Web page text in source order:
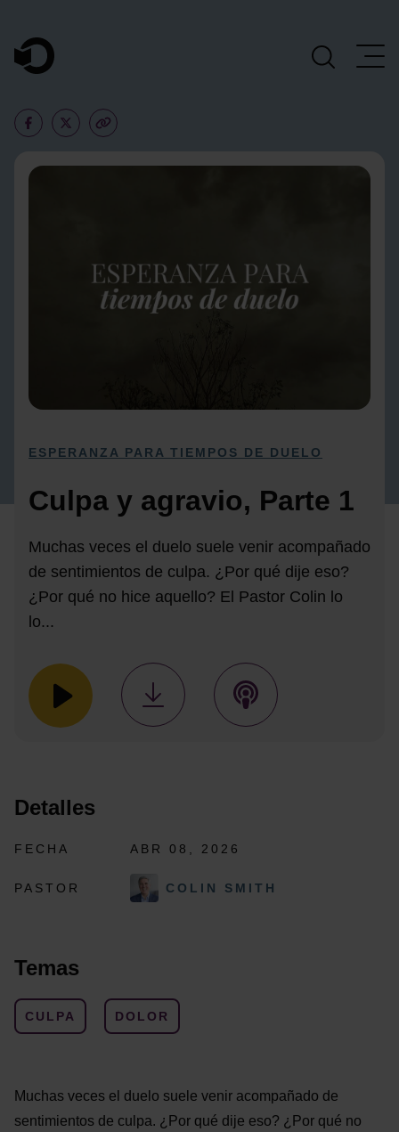
Navegación Principal
ESPERANZA PARA TIEMPOS DE DUELO
Culpa y agravio, Parte 1
Muchas veces el duelo suele venir acompañado
de sentimientos de culpa. ¿Por qué dije eso?
¿Por qué no hice aquello? El Pastor Colin lo
lo...
Detalles
FECHA ABR 08, 2026
PASTOR COLIN SMITH
Temas
CULPA DOLOR
Muchas veces el duelo suele venir acompañado de
sentimientos de culpa. ¿Por qué dije eso? ¿Por qué no